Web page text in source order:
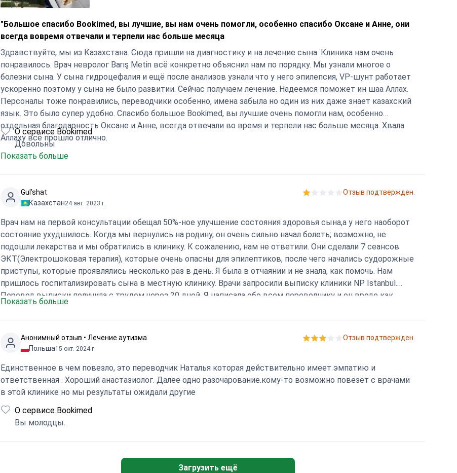
"Большое спасибо Bookimed, вы лучшие, вы нам очень помогли, особенно спасибо Оксане и Анне, они
всегда вовремя отвечали и терпели нас больше месяца
Здравствуйте, мы из Казахстана. Сюда пришли на диагностику и на лечение сына. Клиника нам очень
понравилось. Врач невролог Barış Metin всё конкретно объяснил нам по порядку. Мы узнали многое о
болезни сына. У сына гидроцефалия и ещё после анализов узнали что у него эпилепсия, VP-шунт работает
ускоренно поэтому у сына не было развитии. Сейчас получаем лечение. Надеемся поможет ин шаа Аллах.
Персоналы тоже понравились, переводчики особенно, имена забыла но один из них даже знает казахский
язык. Это было супер удобно. Спасибо большое Bookimed, вы лучшие очень помогли нам, особенно
отдельная благодарность Оксане и Анне, всегда отвечали во время и терпели нас больше месяца. Хвала
Аллаху всё прошло отлично.
О сервисе Bookimed
Довольны
Показать больше
Gul'shat
Казахстан24 авг. 2023 г.
Отзыв подтвержден.
Врач нам на первой консультации обещал 50%-ное улучшение состояния здоровья сына,а у него наоборот
состояние ухудшилось. Когда мы вернулись на родину, он очень сильно начал болеть; возможно, не
подошли лекарства и мы обратились в клинику. К сожалению, нам не ответили. Они сделали 7 сеансов
ЭКТ(Электрошоковая терапия), которые очень опасны для эпилептиков, после чего начались судорожные
приступы, которые проявлялись несколько раз в день. Я была в отчаянии и не знала, как помочь. Нам
пришлось госпитализировать сына в местную клинику. Врачи запросили выписку клиники NP Istanbul.
Перевод выписки получила с трудом через 20 дней. Я написала обо всем переводчику и он вроде как
доложил докторам клиники. Ждала месяц, подумала, что врачи выйдут на связь и устранят свои ошибки и
Показать больше
Анонимный отзыв • Лечение аутизма
Польша15 окт. 2024 г.
Отзыв подтвержден.
Единственное в чем повезло, это переводчик Наталья которая действительно имеет эмпатию и
ответственная . Хороший анастазиолог. Далее одно разочарование.кому-то возможно повезет с врачами
в этой клинике но мы результаты ожидали другие
О сервисе Bookimed
Вы молодцы.
Загрузить ещё